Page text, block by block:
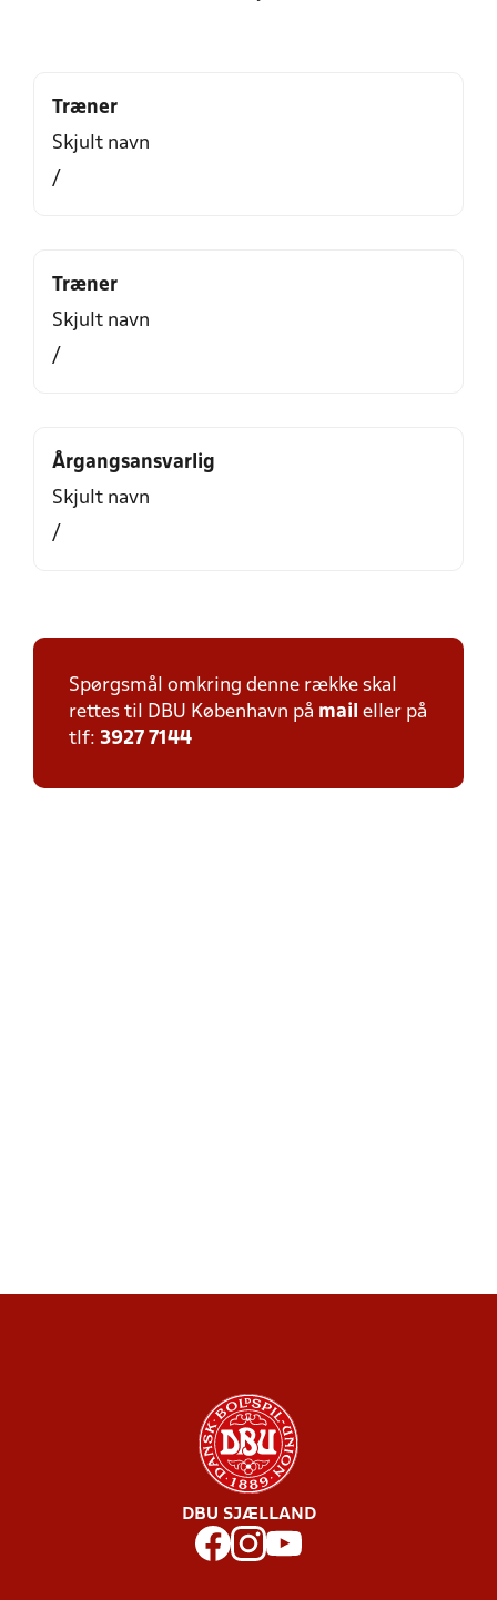
Træner
Skjult navn
/
Træner
Skjult navn
/
Årgangsansvarlig
Skjult navn
/
Spørgsmål omkring denne række skal
rettes til DBU København på mail eller på
tlf: 3927 7144
DBU SJÆLLAND